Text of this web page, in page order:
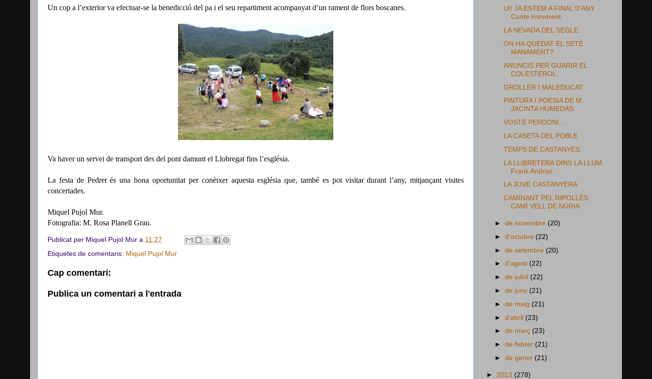
Un cop a l’exterior va efectuar-se la benedicció del pa i el seu repartiment acompanyat d’un rament de flors boscanes.
Va haver un servei de transport des del pont damunt el Llobregat fins l’església.
La festa de Pedret és una bona oportunitat per conèixer aquesta església que, també es pot visitar durant l’any, mitjançant visites
concertades.
Miquel Pujol Mur.
Fotografia: M. Rosa Planell Grau.
Publicat per Miquel Pujol Mur a 11:27
Etiquetes de comentaris: Miquel Pujol Mur
Cap comentari:
Publica un comentari a l'entrada
UI! JA ESTEM A FINAL D’ANY.
Conte irreverent.
LA NEVADA DEL SEGLE.
ON HA QUEDAT EL SETÈ
MANAMENT?
ANUNCIS PER GUARIR EL
COLESTEROL.
GROLLER I MALEDUCAT
PINTURA I POESIA DE M.
JACINTA HUMEDAS.
VOSTÈ PERDONI...
LA CASETA DEL POBLE
TEMPS DE CASTANYES.
LA LLIBRETERA DINS LA LLUM.
Frank Andriat.
LA JOVE CASTANYERA
CAMINANT PEL RIPOLLÈS:
CAMÍ VELL DE NÚRIA.
►de novembre (20)
►d’octubre (22)
►de setembre (20)
►d’agost (22)
►de juliol (22)
►de juny (21)
►de maig (21)
►d’abril (23)
►de març (23)
►de febrer (21)
►de gener (21)
► 2013 (278)